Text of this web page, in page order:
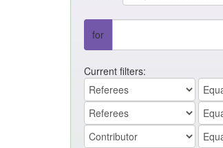
for
Current filters: